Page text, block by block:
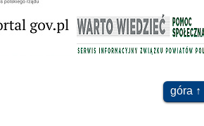
góra